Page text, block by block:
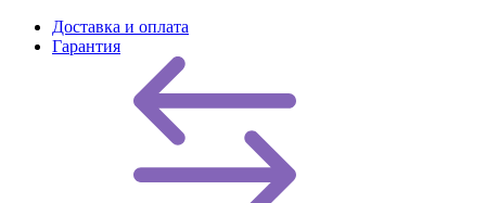
Доставка и оплата
Гарантия